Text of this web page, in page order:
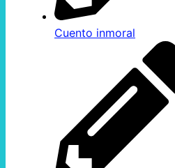
Cuento inmoral